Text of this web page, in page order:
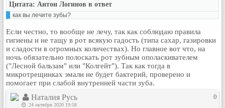
Кулинария
Физкультура и спорт
Видео и Кино
Авто. Мото.
Космос
Домашние питомцы
Медицина
Компьютер
Цитата: Антон Логинов в ответ
как вы лечите зубы?
Если честно, то вообще не лечу, так как соблюдаю правила
гигиены и не тащу в рот всякую гадость (типа сахар, газировки
и сладости в огромных количествах). Но главное вот что, на
ночь обязательно полоскать рот зубным ополаскивателем
("Лесной бальзам" или "Колгейт"). Так как тогда в
микротрещинках эмали не будет бактерий, проверено и
помогает при слабой внутренней части зуба.
Наталия Русь
24 октября 2020 19:58
0